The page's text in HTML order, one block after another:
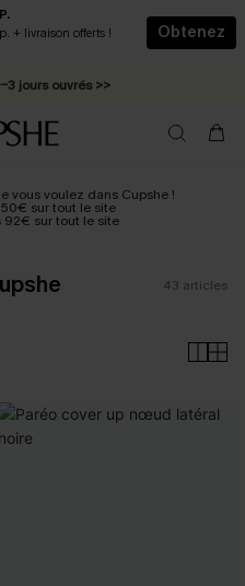
+ livraison offerts !
Obtenez
3 jours ouvrés >>
dès 4 achetés >>
vous voulez dans Cupshe !
50€ sur tout le site
92€ sur tout le site
43 articles